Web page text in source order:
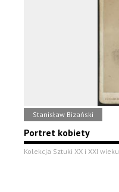
Stanisław Bizański
Portret kobiety
Kolekcja Sztuki XX i XXI wieku